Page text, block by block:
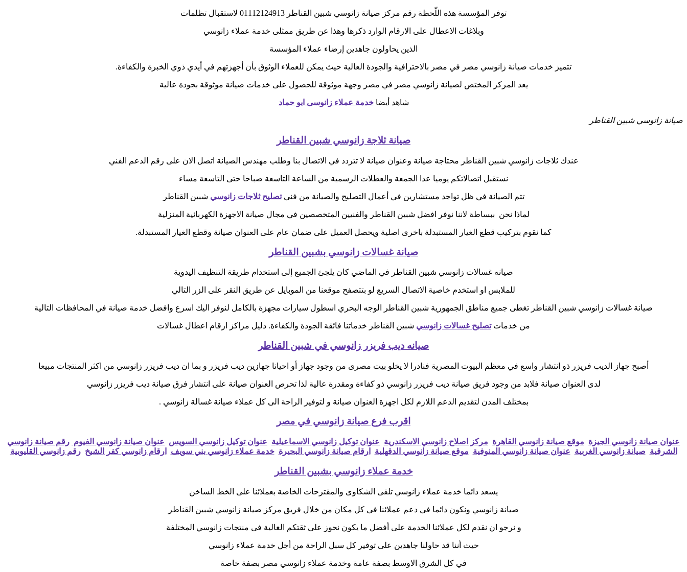
توفر المؤسسة هذه اللّحظة رقم مركز صيانة زانوسي شبين القناطر 01112124913 لاستقبال تظلمات
وبلاغات الاعطال على الارقام الوارد ذكرها وهذا عن طريق ممثلى خدمة عملاء زانوسي
الذين يحاولون جاهدين إرضاء عملاء المؤسسة
تتميز خدمات صيانة زانوسي مصر في مصر بالاحترافية والجودة العالية حيث يمكن للعملاء الوثوق بأن أجهزتهم في أيدي ذوي الخبرة والكفاءة.
يعد المركز المختص لصيانة زانوسي مصر في مصر وجهة موثوقة للحصول على خدمات صيانة موثوقة بجودة عالية
شاهد أيضاخدمة عملاء زانوسى ابو حماد
صيانة زانوسي شبين القناطر
صيانة ثلاجة زانوسي شبين القناطر
عندك ثلاجات زانوسي شبين القناطر محتاجة صيانة وعنوان صيانة لا تتردد في الاتصال بنا وطلب مهندس الصيانة اتصل الان على رقم الدعم الفني
نستقبل اتصالاتكم يوميا عدا الجمعة والعطلات الرسمية من الساعة التاسعة صباحا حتى التاسعة مساء
تتم الصيانة في ظل تواجد مستشارين في أعمال التصليح والصيانة من فنيتصليح ثلاجات زانوسي شبين القناطر
لماذا نحن ببساطة لاننا نوفر افضل شبين القناطر والفنيين المتخصصين في مجال صيانة الاجهزة الكهربائية المنزلية
كما نقوم بتركيب قطع الغيار المستبدلة باخرى اصلية ويحصل العميل على ضمان عام على العنوان صيانة وقطع الغيار المستبدلة.
صيانة غسالات زانوسي بشبين القناطر
صيانه غسالات زانوسي شبين القناطر في الماضي كان يلجئ الجميع إلى استخدام طريقة التنظيف اليدوية
للملابس او استخدم خاصية الاتصال السريع لو بتتصفح موقعنا من الموبايل عن طريق النقر على الزر التالي
صيانة غسالات زانوسي شبين القناطر تغطى جميع مناطق الجمهورية شبين القناطر الوجه البحري اسطول سيارات مجهزة بالكامل لنوفر اليك اسرع وافضل خدمة صيانة في المحافظات التالية
من خدماتتصليح غسالات زانوسي شبين القناطر خدماتنا فائقة الجودة والكفاءة. دليل مراكز ارقام اعطال غسالات
صيانه ديب فريزر زانوسي في شبين القناطر
أصبح جهاز الديب فريزر ذو انتشار واسع في معظم البيوت المصرية فنادرا لا يخلو بيت مصرى من وجود جهاز أو احيانا جهازين ديب فريزر و بما ان ديب فريزر زانوسي من اكثر المنتجات مبيعا
لدى العنوان صيانة فلابد من وجود فريق صيانة ديب فريزر زانوسي ذو كفاءة ومقدرة عالية لذا تحرص العنوان صيانة على انتشار فرق صيانة ديب فريزر زانوسي
بمختلف المدن لتقديم الدعم اللازم لكل اجهزة العنوان صيانة و لتوفير الراحة الى كل عملاء صيانة غسالة زانوسي .
اقرب فرع صيانة زانوسي في مصر
عنوان صيانة زانوسي الجيزة موقع صيانة زانوسي القاهرة مركز اصلاح زانوسي الاسكندرية عنوان توكيل زانوسي الاسماعيلية عنوان توكيل زانوسي السويس عنوان صيانة زانوسي الفيوم رقم صيانة زانوسي
الشرقية صيانة زانوسي الغربية عنوان صيانة زانوسي المنوفية موقع صيانة زانوسي الدقهلية ارقام صيانة زانوسي البحيرة خدمة عملاء زانوسي بني سويف ارقام زانوسي كفر الشيخ رقم زانوسي القليوبية
خدمة عملاء زانوسي بشبين القناطر
يسعد دائما خدمة عملاء زانوسي تلقى الشكاوى والمقترحات الخاصة بعملائنا على الخط الساخن
صيانة زانوسي ونكون دائما فى دعم عملائنا فى كل مكان من خلال فريق مركز صيانة زانوسي شبين القناطر
و نرجو ان نقدم لكل عملائنا الخدمة على أفضل ما يكون نحوز على ثقتكم الغالية فى منتجات زانوسي المختلفة
حيث أننا قد حاولنا جاهدين على توفير كل سبل الراحة من أجل خدمة عملاء زانوسي
في كل الشرق الاوسط بصفة عامة وخدمة عملاء زانوسي مصر بصفة خاصة